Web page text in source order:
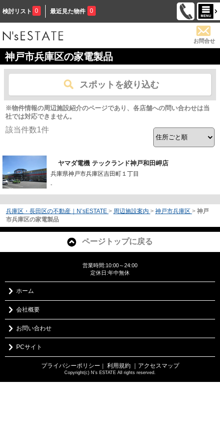
検討リスト 0 最近見た物件 0
お問合せ
神戸市兵庫区の家電製品
スポットを絞り込む
※物件情報の周辺施設紹介のページであり、各店舗への問い合わせは当
社では対応できません。
該当件数1件
ヤマダ電機 テックランド神戸和田岬店
兵庫県神戸市兵庫区吉田町１丁目
-
兵庫区・長田区の不動産｜N’sESTATE > 周辺施設案内 > 神戸市兵庫区 > 神戸
市兵庫区の家電製品
ページトップに戻る
営業時間:10:00～24:00
定休日:年中無休
ホーム
会社概要
お問い合わせ
PCサイト
プライバシーポリシー ｜ 利用規約 ｜アクセスマップ
Copyright(c) N's ESTATE All rights reserved.